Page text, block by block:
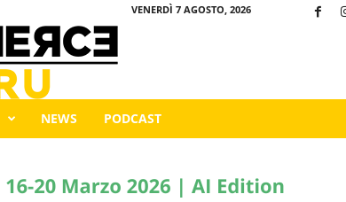
VENERDÌ 7 AGOSTO, 2026
NEWS PODCAST